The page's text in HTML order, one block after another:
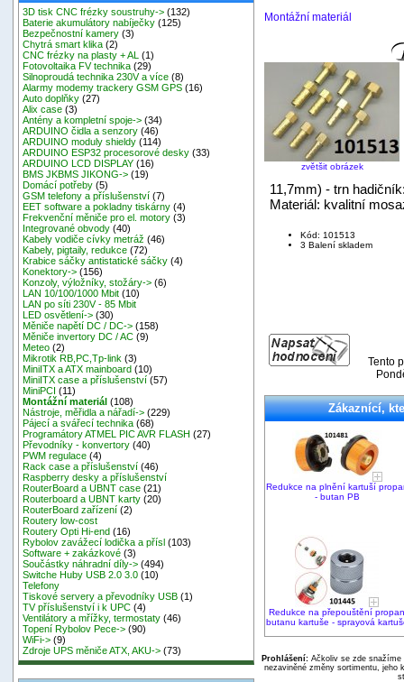
3D tisk CNC frézky soustruhy-> (132)
Baterie akumulátory nabíječky (125)
Bezpečnostní kamery (3)
Chytrá smart klika (2)
CNC frézky na plasty + AL
(1)
Fotovoltaika FV technika (29)
Silnoproudá technika 230V a více (8)
Alarmy modemy trackery GSM GPS (16)
Auto doplňky (27)
Alix case (3)
Antény a kompletní spoje-> (34)
ARDUINO čidla a senzory (46)
ARDUINO moduly shieldy (114)
ARDUINO ESP32 procesorové desky (33)
ARDUINO LCD DISPLAY (16)
BMS JKBMS JIKONG-> (19)
Domácí potřeby (5)
GSM telefony a příslušenství (7)
EET software a pokladny tiskárny (4)
Frekvenční měniče pro el. motory (3)
Integrované obvody (40)
Kabely vodiče cívky metráž (46)
Kabely, pigtaily, redukce (72)
Krabice sáčky antistatické sáčky (4)
Konektory-> (156)
Konzoly, výložníky, stožáry-> (6)
LAN 10/100/1000 Mbit (10)
LAN po síti 230V - 85 Mbit
LED osvětlení-> (30)
Měniče napětí DC / DC-> (158)
Měniče invertory DC / AC (9)
Meteo (2)
Mikrotik RB,PC,Tp-link (3)
MiniITX a ATX mainboard (10)
MiniITX case a příslušenství (57)
MiniPCI (11)
Montážní materiál (108)
Nástroje, měřidla a nářadí-> (229)
Pájecí a svářecí technika (68)
Programátory ATMEL PIC AVR FLASH (27)
Převodníky - konvertory (40)
PWM regulace (4)
Rack case a příslušenství (46)
Raspberry desky a příslušenství
RouterBoard a UBNT case (21)
Routerboard a UBNT karty (20)
RouterBoard zařízení (2)
Routery low-cost
Routery Opti Hi-end (16)
Rybolov zavážecí lodička a přísl (103)
Software + zakázkové (3)
Součástky náhradní díly-> (494)
Switche Huby USB 2.0 3.0 (10)
Telefony
Tiskové servery a převodníky USB (1)
TV příslušenství i k UPC (4)
Ventilátory a mřížky, termostaty (46)
Topení Rybolov Pece-> (90)
WiFi-> (9)
Zdroje UPS měniče ATX, AKU-> (73)
Montážní materiál
zvětšit obrázek
11,7mm) - trn
Materiál: kvalitní
Kód: 101513
3 Balení skladem
Tento
Zákaznící,
Redukce na plnění kartuší
- butan PB
Redukce na přepouštění
butanu kartuše - sprayová
Prohlášení:Ačkoliv se zde snažíme
nezaviněné změny sortimentu, jeho